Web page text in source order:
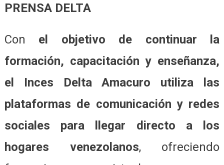
PRENSA DELTA
Con el objetivo de continuar la
formación, capacitación y enseñanza,
el Inces Delta Amacuro utiliza las
plataformas de comunicación y redes
sociales para llegar directo a los
hogares venezolanos, ofreciendo